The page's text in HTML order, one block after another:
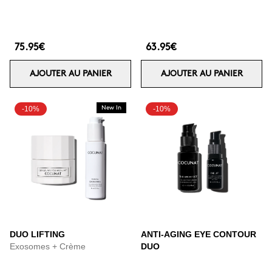
75.95€
AJOUTER AU PANIER
63.95€
AJOUTER AU PANIER
-10% New In
DUO LIFTING
Exosomes + Crème
-10%
ANTI-AGING EYE CONTOUR
DUO